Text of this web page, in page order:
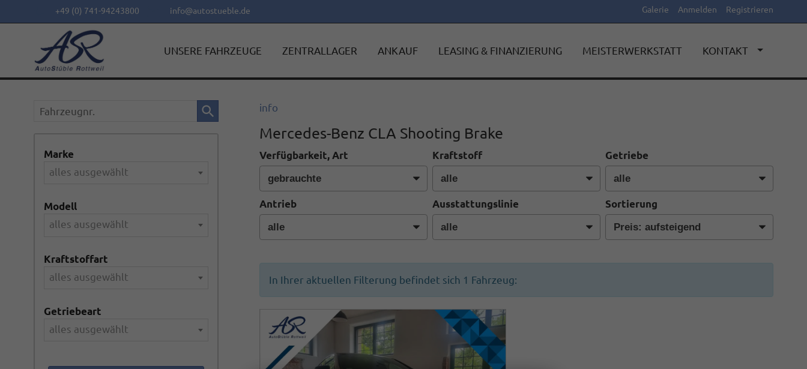
+49 (0) 741-94243800 info@autostueble.de Galerie Anmelden Registrieren
UNSERE FAHRZEUGE ZENTRALLAGER ANKAUF LEASING & FINANZIERUNG MEISTERWERKSTATT KONTAKT
info
Mercedes-Benz CLA Shooting Brake
Verfügbarkeit, Art Kraftstoff Getriebe
Antrieb Ausstattungslinie Sortierung
In Ihrer aktuellen Filterung befindet sich 1 Fahrzeug:
Fahrzeugnr.
Marke
alles ausgewählt
Modell
alles ausgewählt
Kraftstoffart
alles ausgewählt
Getriebeart
alles ausgewählt